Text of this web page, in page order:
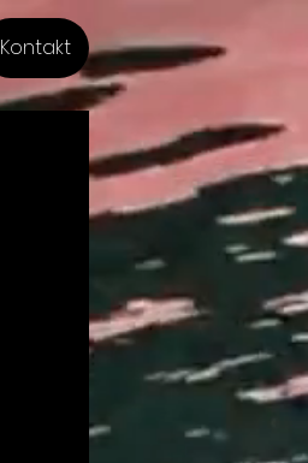
Kontakt